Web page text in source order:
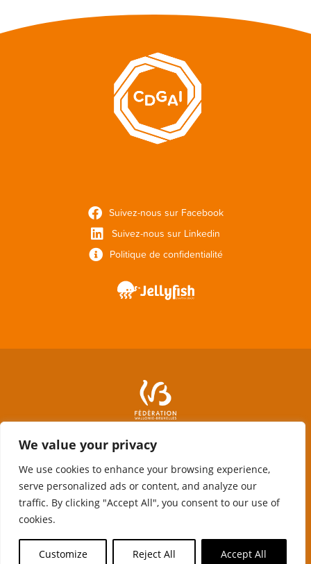
We value your privacy
We use cookies to enhance your browsing experience,
serve personalized ads or content, and analyze our
traffic. By clicking "Accept All", you consent to our use of
cookies.
Customize Reject All Accept All
Suivez-nous sur Facebook
Suivez-nous sur Linkedin
Politique de confidentialité
Avec le soutien de la Fédération Wallonie-Bruxelles, de la Wallonie et
du Fonds Social européen